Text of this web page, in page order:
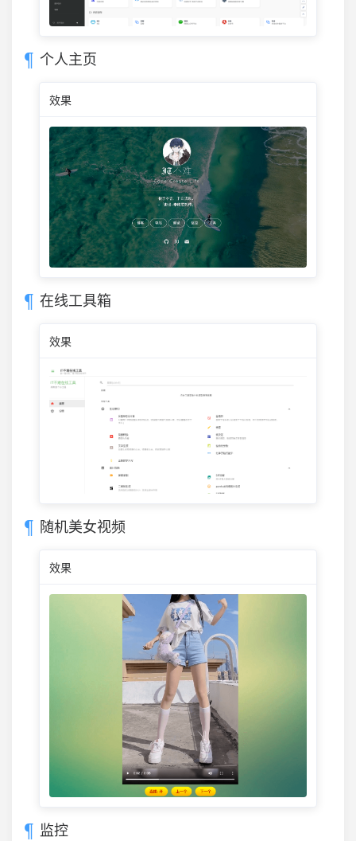
个人主页
效果
在线工具箱
效果
随机美女视频
效果
监控